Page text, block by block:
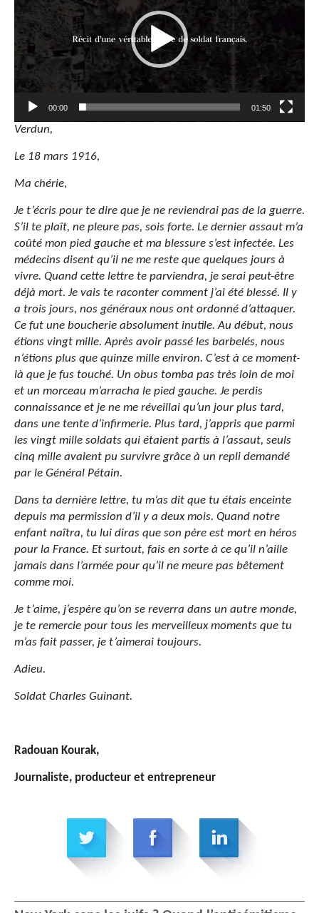
00:00 01:50
Verdun,
Le 18 mars 1916,
Ma chérie,
Je t’écris pour te dire que je ne reviendrai pas de la guerre.
S’il te plaît, ne pleure pas, sois forte. Le dernier assaut m’a
coûté mon pied gauche et ma blessure s’est infectée. Les
médecins disent qu’il ne me reste que quelques jours à
vivre. Quand cette lettre te parviendra, je serai peut-être
déjà mort. Je vais te raconter comment j’ai été blessé. Il y
a trois jours, nos généraux nous ont ordonné d’attaquer.
Ce fut une boucherie absolument inutile. Au début, nous
étions vingt mille. Après avoir passé les barbelés, nous
n’étions plus que quinze mille environ. C’est à ce moment-
là que je fus touché. Un obus tomba pas très loin de moi
et un morceau m’arracha le pied gauche. Je perdis
connaissance et je ne me réveillai qu’un jour plus tard,
dans une tente d’infirmerie. Plus tard, j’appris que parmi
les vingt mille soldats qui étaient partis à l’assaut, seuls
cinq mille avaient pu survivre grâce à un repli demandé
par le Général Pétain.
Dans ta dernière lettre, tu m’as dit que tu étais enceinte
depuis ma permission d’il y a deux mois. Quand notre
enfant naîtra, tu lui diras que son père est mort en héros
pour la France. Et surtout, fais en sorte à ce qu’il n’aille
jamais dans l’armée pour qu’il ne meure pas bêtement
comme moi.
Je t’aime, j’espère qu’on se reverra dans un autre monde,
je te remercie pour tous les merveilleux moments que tu
m’as fait passer, je t’aimerai toujours.
Adieu.
Soldat Charles Guinant.
Radouan Kourak,
Journaliste, producteur et entrepreneur